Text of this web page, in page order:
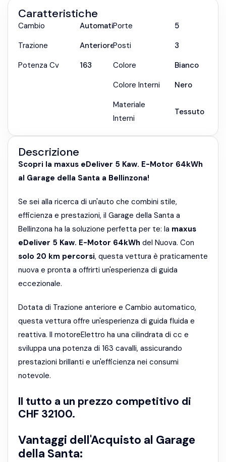
Caratteristiche
Cambio
Automatica
Trazione
Anteriore
Potenza Cv
163
Porte
5
Posti
3
Colore
Bianco
Colore Interni
Nero
Materiale
Interni
Tessuto
Descrizione
Scopri la maxus eDeliver 5 Kaw. E-Motor 64kWh
al Garage della Santa a Bellinzona!
Se sei alla ricerca di un'auto che combini stile,
efficienza e prestazioni, il Garage della Santa a
Bellinzona ha la soluzione perfetta per te: la maxus
eDeliver 5 Kaw. E-Motor 64kWh del Nuova. Con
solo 20 km percorsi, questa vettura è praticamente
nuova e pronta a offrirti un'esperienza di guida
eccezionale.
Dotata di Trazione anteriore e Cambio automatico,
questa vettura offre un'esperienza di guida fluida e
reattiva. Il motoreElettro ha una cilindrata di cc e
sviluppa una potenza di 163 cavalli, assicurando
prestazioni brillanti e un'efficienza nei consumi
notevole.
Il tutto a un prezzo competitivo di
CHF 32100.
Vantaggi dell'Acquisto al Garage
della Santa: